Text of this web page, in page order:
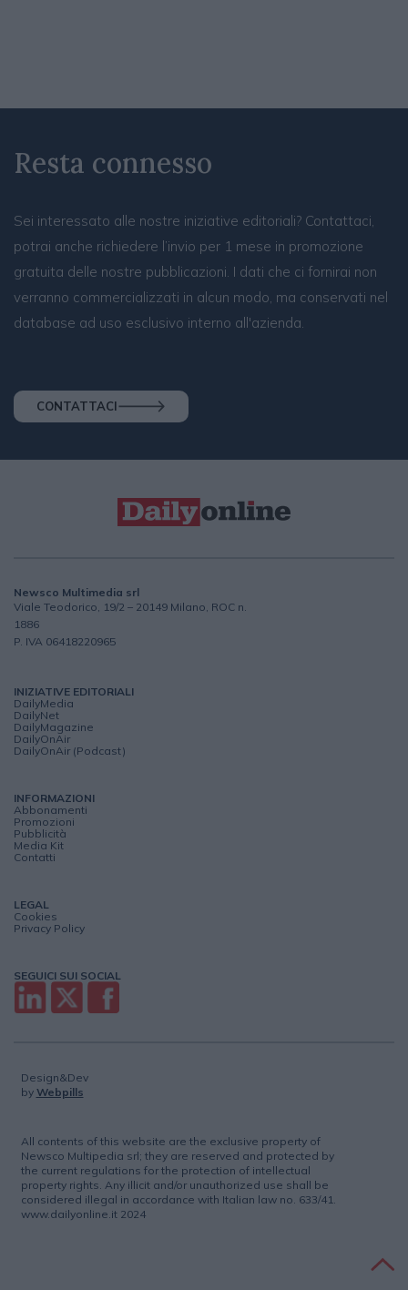
Resta connesso
Sei interessato alle nostre iniziative editoriali? Contattaci,
potrai anche richiedere l’invio per 1 mese in promozione
gratuita delle nostre pubblicazioni. I dati che ci fornirai non
verranno commercializzati in alcun modo, ma conservati nel
database ad uso esclusivo interno all'azienda.
CONTATTACI
Newsco Multimedia srl
Viale Teodorico, 19/2 – 20149 Milano, ROC n.
1886
P. IVA 06418220965
INIZIATIVE EDITORIALI
DailyMedia
DailyNet
DailyMagazine
DailyOnAir
DailyOnAir (Podcast)
INFORMAZIONI
Abbonamenti
Promozioni
Pubblicità
Media Kit
Contatti
LEGAL
Cookies
Privacy Policy
SEGUICI SUI SOCIAL
Design&Dev
by Webpills
All contents of this website are the exclusive property of
Newsco Multipedia srl; they are reserved and protected by
the current regulations for the protection of intellectual
property rights. Any illicit and/or unauthorized use shall be
considered illegal in accordance with Italian law no. 633/41.
www.dailyonline.it 2024